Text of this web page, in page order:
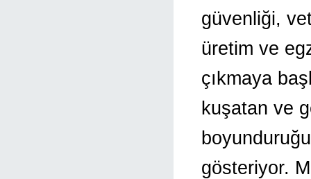
güvenliği,
üretim ve
çıkmaya
kuşatan ve
gösteriyor.